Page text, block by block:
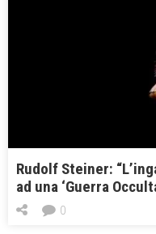
Rudolf Steiner:
ad una ‘Guerra
0